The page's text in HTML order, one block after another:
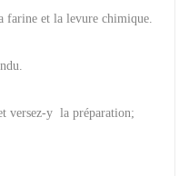
farine et la levure chimique.
versez-y la préparation;